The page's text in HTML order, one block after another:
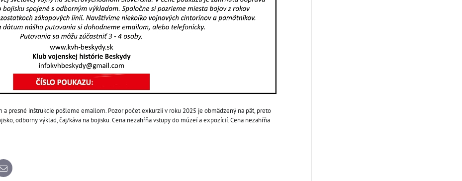
a presné inštrukcie pošleme emailom. Pozor počet exkurzií v roku 2025 je obmädzený na päť, preto
odborny výklad, čaj/káva na bojisku. Cena nezahŕňa vstupy do múzeí a expozícií. Cena nezahŕňa
E-
mail